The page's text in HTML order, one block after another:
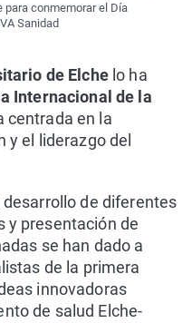
para conmemorar el Día
Sanidad
de Elche lo ha
Internacional de la
centrada en la
y el liderazgo del
de diferentes
y presentación de
se han dado a
de la primera
innovadoras
de salud Elche-